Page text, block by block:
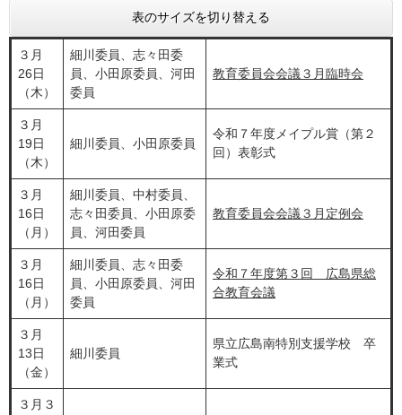
表のサイズを切り替える
３月
26日
（木）
細川委員、志々田委
員、小田原委員、河田
委員
教育委員会会議３月臨時会
３月
19日
（木）
細川委員、小田原委員
令和７年度メイプル賞（第２
回）表彰式
３月
16日
（月）
細川委員、中村委員、
志々田委員、小田原委
員、河田委員
教育委員会会議３月定例会
３月
16日
（月）
細川委員、志々田委
員、小田原委員、河田
委員
令和７年度第３回 広島県総
合教育会議
３月
13日
（金）
細川委員
県立広島南特別支援学校 卒
業式
３月３